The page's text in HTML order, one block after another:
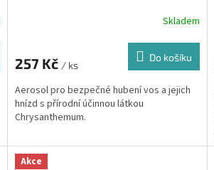
Skladem
257 Kč / ks
Do košíku
Aerosol pro bezpečné hubení vos a jejich
hnízd s přírodní účinnou látkou
Chrysanthemum.
Akce